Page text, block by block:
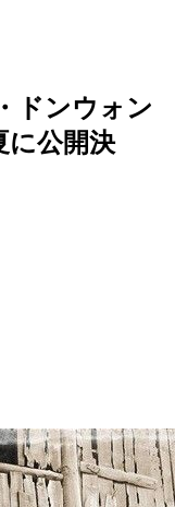
ドンウォン
に公開決